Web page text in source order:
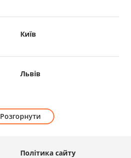
Київ
Львів
Розгорнути
Політика сайту